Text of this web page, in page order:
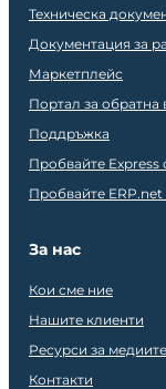
Техническа
Документация за
Маркетплейс
Портал за обратна
Поддръжка
Пробвайте Express
Пробвайте ERP.net
За нас
Кои сме ние
Нашите клиенти
Ресурси за медиите
Контакти